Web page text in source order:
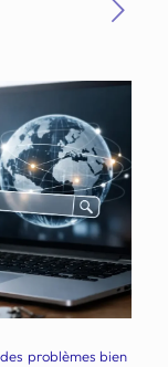
problèmes bien